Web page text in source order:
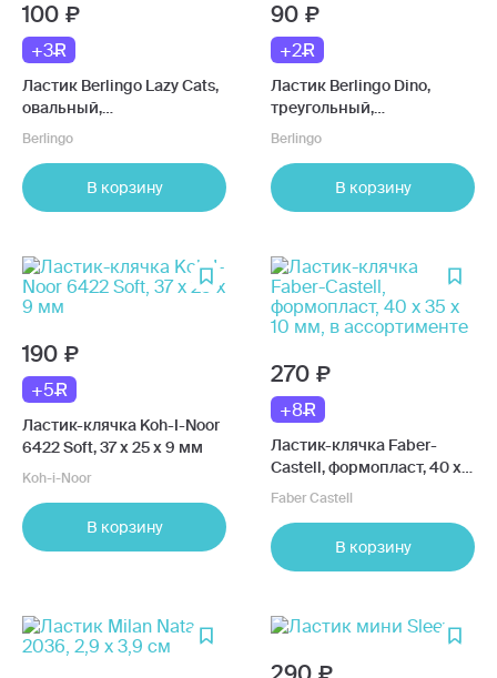
100
+3
Ластик Berlingo Lazy Cats,
овальный,
термопластичная резина,
ассортименте
Berlingo
В корзину
90
+2
Ластик Berlingo Dino,
треугольный,
термопластичная резина,
ассортименте
Berlingo
В корзину
190
+5
Ластик-клячка Koh-I-Noor
6422 Soft, 37 х 25 х 9 мм
Koh-i-Noor
В корзину
270
+8
Ластик-клячка Faber-
Castell, формопласт, 40 х
35 х 10 мм, в
Faber Castell
В корзину